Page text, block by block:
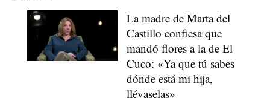
La madre de Marta del
Castillo confiesa que
mandó flores a la de El
Cuco: «Ya que tú sabes
dónde está mi hija,
llévaselas»